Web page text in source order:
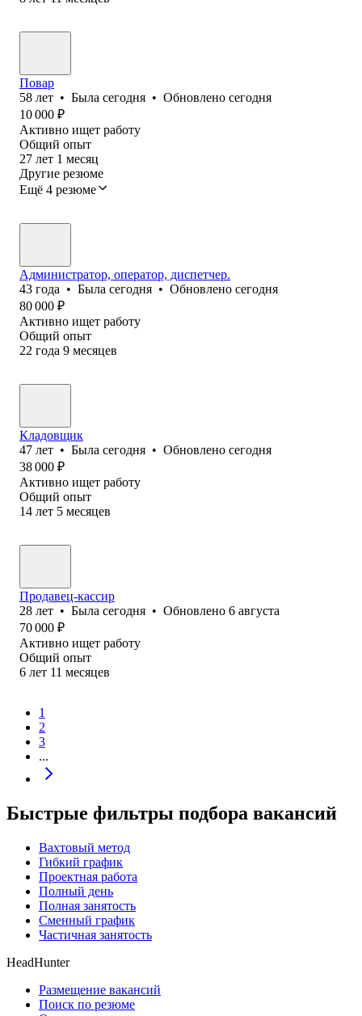
Повар
58 лет • Была сегодня • Обновлено сегодня
10 000 ₽
Активно ищет работу
Общий опыт
27 лет 1 месяц
Другие резюме
Ещё 4 резюме
Администратор, оператор, диспетчер.
43 года • Была сегодня • Обновлено сегодня
80 000 ₽
Активно ищет работу
Общий опыт
22 года 9 месяцев
Кладовщик
47 лет • Была сегодня • Обновлено сегодня
38 000 ₽
Активно ищет работу
Общий опыт
14 лет 5 месяцев
Продавец-кассир
28 лет • Была сегодня • Обновлено 6 августа
70 000 ₽
Активно ищет работу
Общий опыт
6 лет 11 месяцев
1
2
3
...
Быстрые фильтры подбора вакансий
Вахтовый метод
Гибкий график
Проектная работа
Полный день
Полная занятость
Сменный график
Частичная занятость
HeadHunter
Размещение вакансий
Поиск по резюме